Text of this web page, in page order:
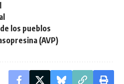
los pueblos
(AVP)